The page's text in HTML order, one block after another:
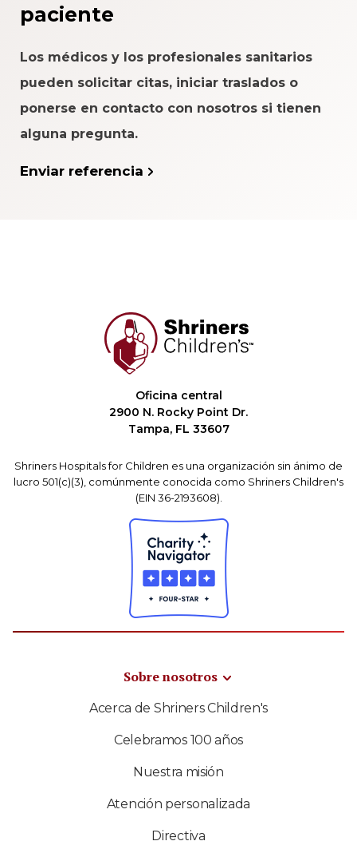
paciente
Los médicos y los profesionales sanitarios
pueden solicitar citas, iniciar traslados o
ponerse en contacto con nosotros si tienen
alguna pregunta.
Enviar referencia
Oficina central
2900 N. Rocky Point Dr.
Tampa, FL 33607
Shriners Hospitals for Children es una organización sin ánimo de
lucro 501(c)(3), comúnmente conocida como Shriners Children's
(EIN 36-2193608).
Sobre nosotros
Acerca de Shriners Children's
Celebramos 100 años
Nuestra misión
Atención personalizada
Directiva